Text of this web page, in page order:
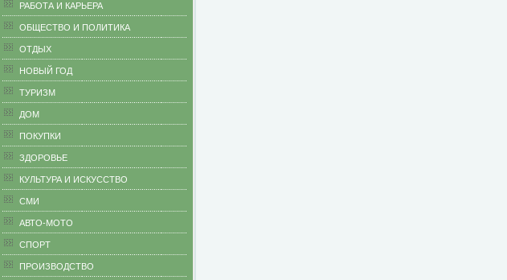
РАБОТА И КАРЬЕРА
ОБЩЕСТВО И ПОЛИТИКА
ОТДЫХ
НОВЫЙ ГОД
ТУРИЗМ
ДОМ
ПОКУПКИ
ЗДОРОВЬЕ
КУЛЬТУРА И ИСКУССТВО
СМИ
АВТО-МОТО
СПОРТ
ПРОИЗВОДСТВО